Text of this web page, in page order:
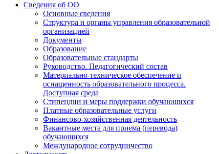
Сведения об ОО
Основные сведения
Структура и органы управления образовательной
организацией
Документы
Образование
Образовательные стандарты
Руководство. Педагогический состав
Материально-техническое обеспечение и
оснащенность образовательного процесса.
Доступная среда
Стипендии и меры поддержки обучающихся
Платные образовательные услуги
Финансово-хозяйственная деятельность
Вакантные места для приема (перевода)
обучающихся
Международное сотрудничество